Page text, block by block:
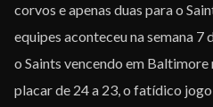
corvos e apenas duas para o
equipes aconteceu na semana
o Saints vencendo em
placar de 24 a 23, o fatídico